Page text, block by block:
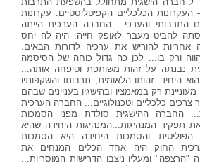
העקרונות הכלכליים הקפיטליסטיים. עקרונות
התרבותי והערכי... החברה הערכית הייתה
להביט מעבר לאופק חייה. היה לה יחס
אחריות להוריש את ערכיה לדורות הבאים.
ורק בו... לכן כה גדול כוחה של הסיסמה
נבנתה על זהות משותפת וטיפחה אותה...
היחיד. זהותו הלאומית, תרבותו והשקפותיו
רק במאמציו ובהישגיו בעניינים שבהם
צרכים כלכליים וטכנולוגיים... החברה הערכית
החברה ההישגית סולדת מפני הסמכות
המנהיגות...המנהיגות היחידה שהיא
והסמכות היחידה היא הסמכות
החוק היה אחד הכלים המנחים את
"הרצפה" ומעליו ניצבו הדרישות המוסריות...